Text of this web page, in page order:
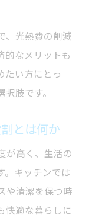
、光熱費の削減
的なメリットも
たい方にとっ
肢です。
とは何か
が高く、生活の
。キッチンでは
や清潔を保つ時
快適な暮らしに